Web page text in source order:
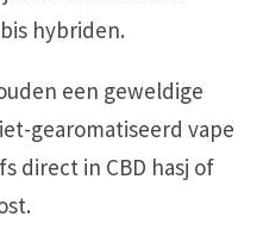
hybriden.
een geweldige
gearomatiseerd vape
direct in CBD hasj of